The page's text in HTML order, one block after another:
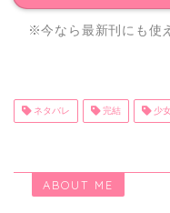
※今なら最新刊にも使
ネタバレ 完結 少
ABOUT ME